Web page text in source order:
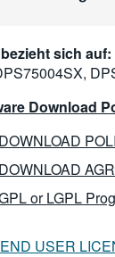
sich auf:
Download
or LGPL
USER